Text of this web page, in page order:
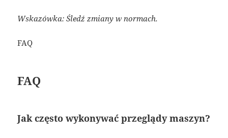
Wskazówka: Śledź zmiany w normach.
FAQ
FAQ
Jak często wykonywać przeglądy maszyn?